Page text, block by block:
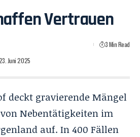
Vertrauen
Juni 2025
3 Min Read
deckt gravierende Mängel
Nebentätigkeiten im
auf. In 400 Fällen